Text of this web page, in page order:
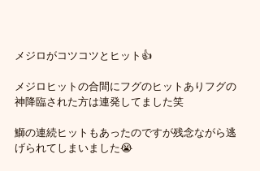
メジロがコツコツとヒット👍
メジロヒットの合間にフグのヒットありフグの
神降臨された方は連発してました笑
鰤の連続ヒットもあったのですが残念ながら逃
げられてしまいました😭